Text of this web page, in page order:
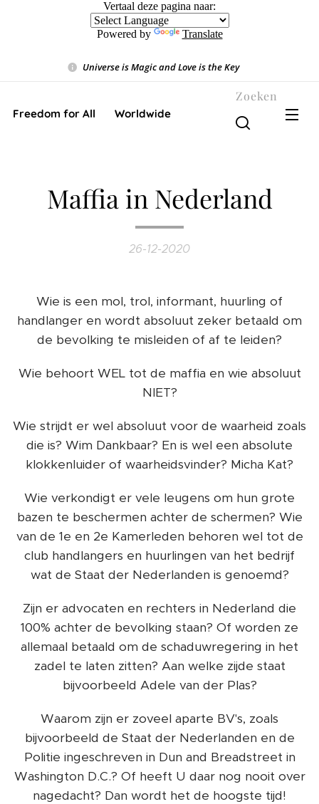
Vertaal deze pagina naar:
Powered by Translate
Universe is Magic and Love is the Key❤️
Freedom for All ❤️ Worldwide
Zoeken
Maffia in Nederland
26-12-2020
Wie is een mol, trol, informant, huurling of
handlanger en wordt absoluut zeker betaald om
de bevolking te misleiden of af te leiden?
Wie behoort WEL tot de maffia en wie absoluut
NIET?
Wie strijdt er wel absoluut voor de waarheid zoals
die is? Wim Dankbaar? En is wel een absolute
klokkenluider of waarheidsvinder? Micha Kat?
Wie verkondigt er vele leugens om hun grote
bazen te beschermen achter de schermen? Wie
van de 1e en 2e Kamerleden behoren wel tot de
club handlangers en huurlingen van het bedrijf
wat de Staat der Nederlanden is genoemd?
Zijn er advocaten en rechters in Nederland die
100% achter de bevolking staan? Of worden ze
allemaal betaald om de schaduwregering in het
zadel te laten zitten? Aan welke zijde staat
bijvoorbeeld Adele van der Plas?
Waarom zijn er zoveel aparte BV's, zoals
bijvoorbeeld de Staat der Nederlanden en de
Politie ingeschreven in Dun and Breadstreet in
Washington D.C.? Of heeft U daar nog nooit over
nagedacht? Dan wordt het de hoogste tijd!